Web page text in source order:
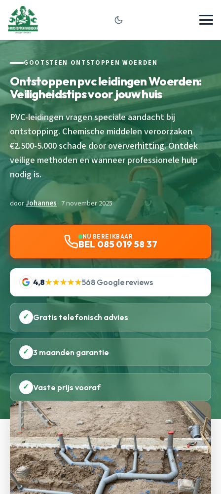
GOOTSTEEN ONTSTOPPEN WOERDEN
Ontstoppen pvc leidingen Woerden:
Veiligheidstips voor jouw huis
PVC-leidingen vragen speciale aandacht bij
ontstopping. Chemische middelen veroorzaken
€2.500-5.000 schade door oververhitting. Ontdek
veilige methoden en wanneer professionele hulp
nodig is.
doorJohannes · 7 november 2025
NU BEREIKBAAR
BEL 085 019 58 37
4,8★★★★★568 Google reviews
✓ Gratis telefonisch advies
✓ 3 maanden garantie
✓ Vaste prijs vooraf